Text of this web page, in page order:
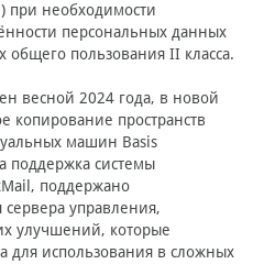
при необходимости
персональных данных
пользования II класса.
весной 2024 года, в новой
копирование пространств
машин Basis
поддержка системы
поддержано
сервера управления,
улучшений, которые
для использования в сложных